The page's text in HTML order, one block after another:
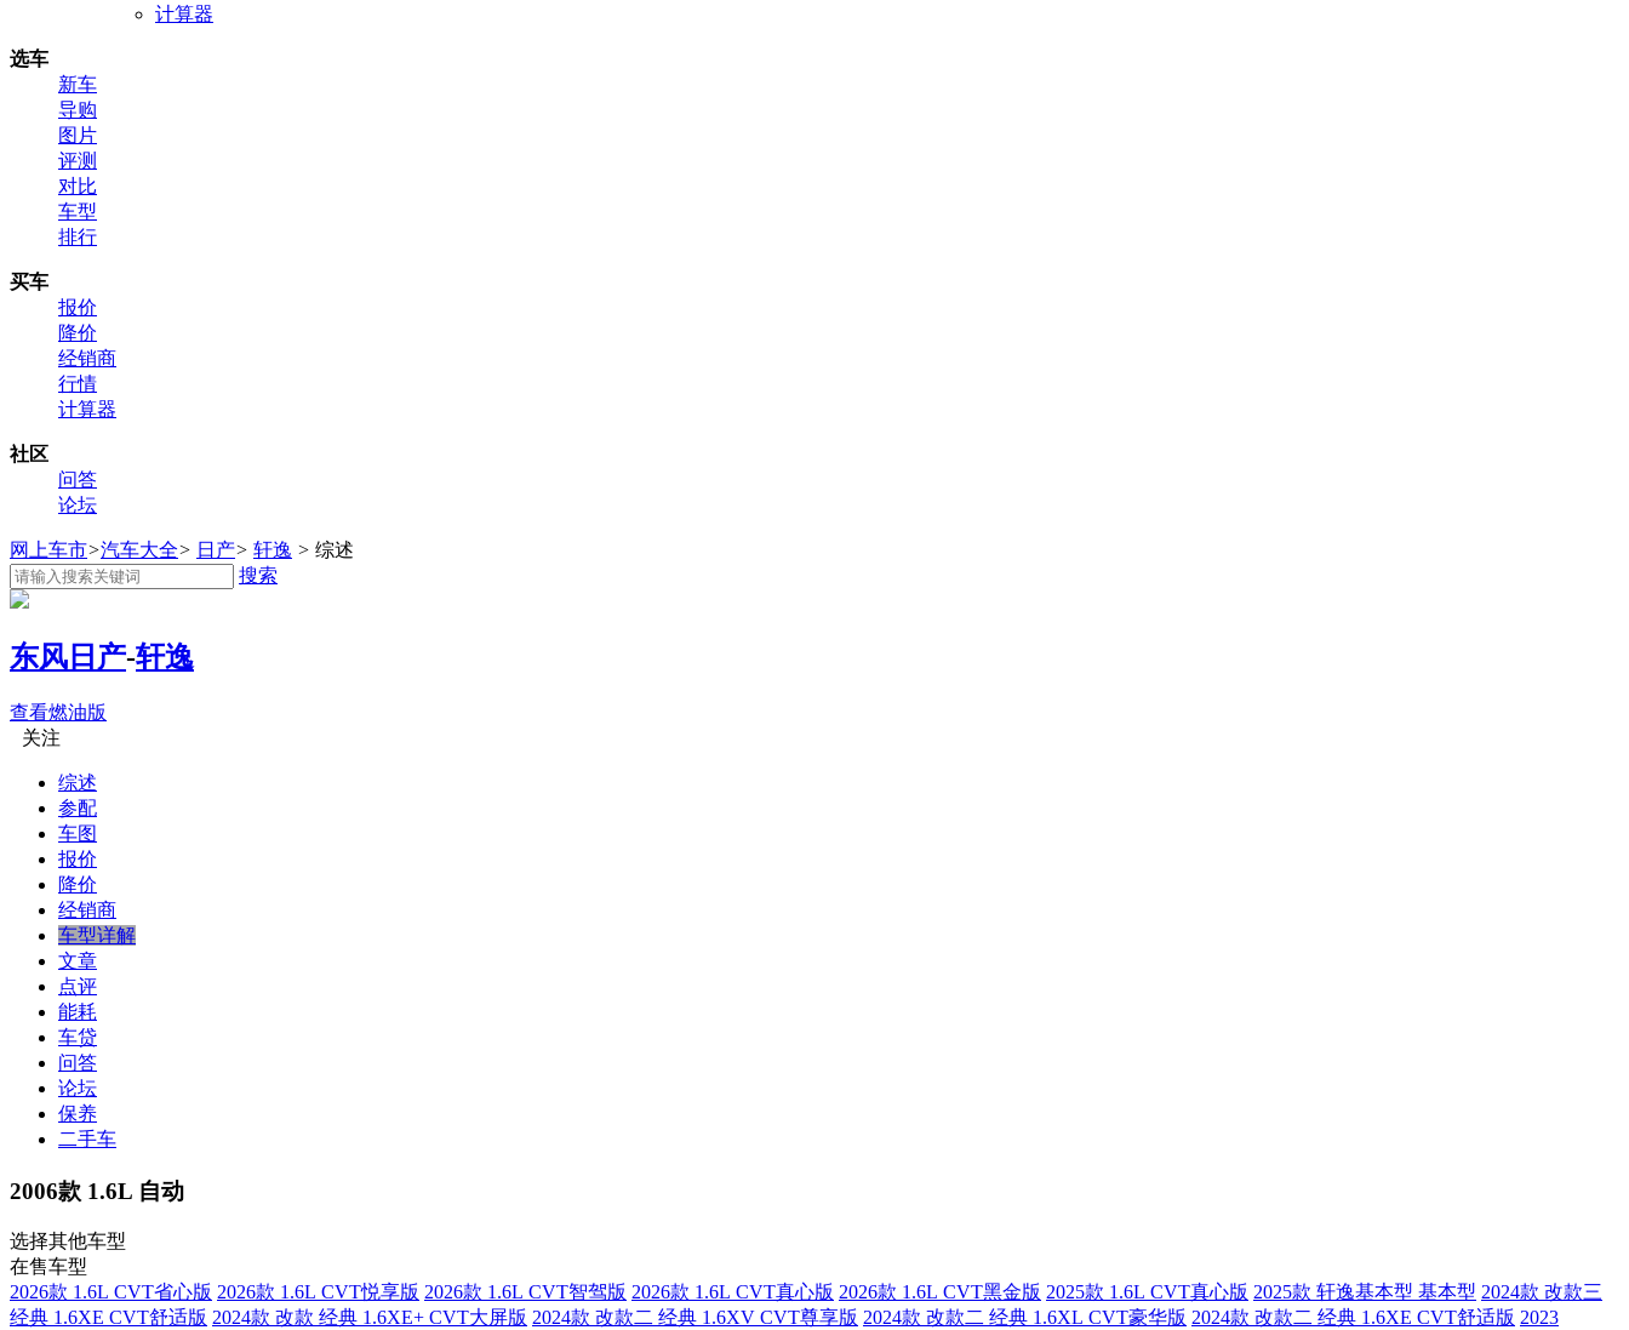
计算器
选车
新车
导购
图片
评测
对比
车型
排行
买车
报价
降价
经销商
行情
计算器
社区
问答
论坛
网上车市>汽车大全> 日产> 轩逸 > 综述
搜索
东风日产-轩逸
查看燃油版
关注
综述
参配
车图
报价
降价
经销商
车型详解
文章
点评
能耗
车贷
问答
论坛
保养
二手车
2006款 1.6L 自动
选择其他车型
在售车型
2026款 1.6L CVT省心版 2026款 1.6L CVT悦享版 2026款 1.6L CVT智驾版 2026款 1.6L CVT真心版 2026款 1.6L CVT黑金版 2025款 1.6L CVT真心版 2025款 轩逸基本型 基本型 2024款 改款三
经典 1.6XE CVT舒适版 2024款 改款 经典 1.6XE+ CVT大屏版 2024款 改款二 经典 1.6XV CVT尊享版 2024款 改款二 经典 1.6XL CVT豪华版 2024款 改款二 经典 1.6XE CVT舒适版 2023